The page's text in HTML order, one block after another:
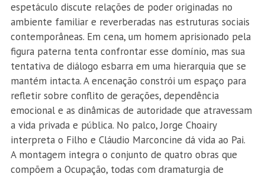
espetáculo discute relações de poder originadas no
ambiente familiar e reverberadas nas estruturas sociais
contemporâneas. Em cena, um homem aprisionado pela
figura paterna tenta confrontar esse domínio, mas sua
tentativa de diálogo esbarra em uma hierarquia que se
mantém intacta. A encenação constrói um espaço para
refletir sobre conflito de gerações, dependência
emocional e as dinâmicas de autoridade que atravessam
a vida privada e pública. No palco, Jorge Choairy
interpreta o Filho e Cláudio Marconcine dá vida ao Pai.
A montagem integra o conjunto de quatro obras que
compõem a Ocupação, todas com dramaturgia de